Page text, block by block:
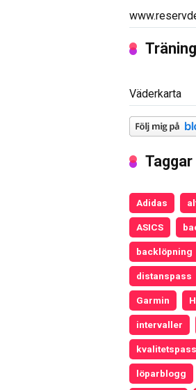
Väderkarta
Taggar
Adidas
ASICS
backlöpning
distanspass
Garmin
intervaller
kvalitetspass
löparblogg